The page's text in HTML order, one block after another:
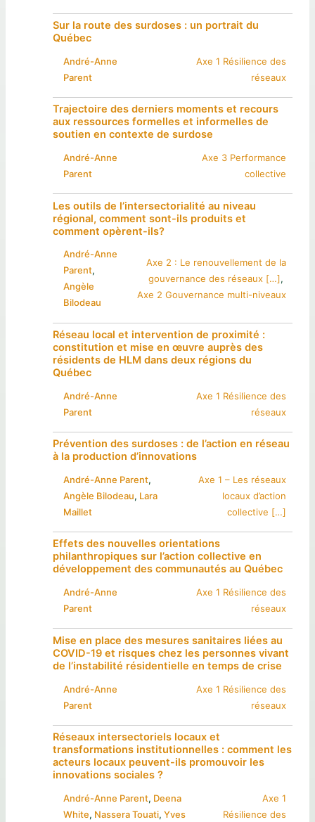
Sur la route des surdoses : un portrait du
Québec
André-Anne
Parent
Axe 1 Résilience des
réseaux
Trajectoire des derniers moments et recours
aux ressources formelles et informelles de
soutien en contexte de surdose
André-Anne
Parent
Axe 3 Performance
collective
Les outils de l’intersectorialité au niveau
régional, comment sont-ils produits et
comment opèrent-ils?
André-Anne
Parent
Angèle
Bilodeau
Axe 2 : Le renouvellement de la
gouvernance des réseaux […]
Axe 2 Gouvernance multi-niveaux
Réseau local et intervention de proximité :
constitution et mise en œuvre auprès des
résidents de HLM dans deux régions du
Québec
André-Anne
Parent
Axe 1 Résilience des
réseaux
Prévention des surdoses : de l’action en réseau
à la production d’innovations
André-Anne Parent
Angèle Bilodeau, Lara
Maillet
Axe 1 – Les réseaux
locaux d’action
collective […]
Effets des nouvelles orientations
philanthropiques sur l’action collective en
développement des communautés au Québec
André-Anne
Parent
Axe 1 Résilience des
réseaux
Mise en place des mesures sanitaires liées au
COVID-19 et risques chez les personnes vivant
de l’instabilité résidentielle en temps de crise
André-Anne
Parent
Axe 1 Résilience des
réseaux
Réseaux intersectoriels locaux et
transformations institutionnelles : comment les
acteurs locaux peuvent-ils promouvoir les
innovations sociales ?
André-Anne Parent, Deena
White, Nassera Touati, Yves
Axe 1
Résilience des